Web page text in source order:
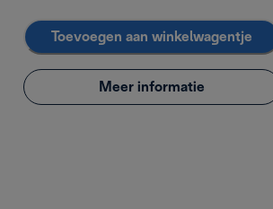
Toevoegen aan winkelwagentje
Meer informatie